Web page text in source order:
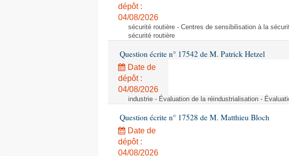
dépôt :
04/08/2026
sécurité routière - Centres de sensibilisation à la
sécurité routière
Question écrite n° 17542 de M. Patrick Hetzel
Date de
dépôt :
04/08/2026
industrie - Évaluation de la réindustrialisation -
Question écrite n° 17528 de M. Matthieu Bloch
Date de
dépôt :
04/08/2026